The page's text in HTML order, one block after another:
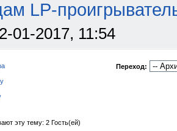
LP-
01-2017, 11:54
Переход:
эту тему: 2 Гость(ей)